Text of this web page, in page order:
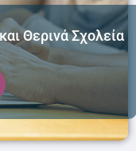
Θερινά Σχολεία